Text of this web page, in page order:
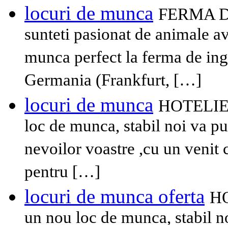
locuri de munca FERMA
sunteti pasionat de animale
munca perfect la ferma de
Germania (Frankfurt, […]
locuri de munca
loc de munca, stabil noi va
nevoilor voastre ,cu un venit
pentru […]
locuri de munca oferta
un nou loc de munca, stabil